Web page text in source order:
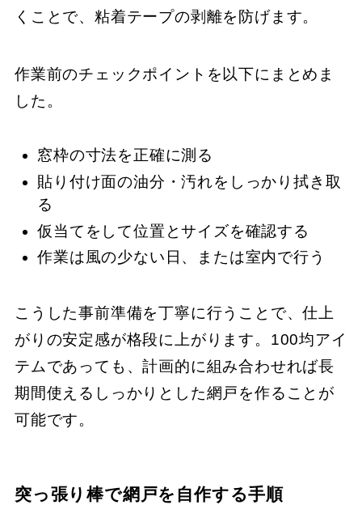
くことで、粘着テープの剥離を防げます。
作業前のチェックポイントを以下にまとめま
した。
窓枠の寸法を正確に測る
貼り付け面の油分・汚れをしっかり拭き取
る
仮当てをして位置とサイズを確認する
作業は風の少ない日、または室内で行う
こうした事前準備を丁寧に行うことで、仕上
がりの安定感が格段に上がります。100均アイ
テムであっても、計画的に組み合わせれば長
期間使えるしっかりとした網戸を作ることが
可能です。
突っ張り棒で網戸を自作する手順